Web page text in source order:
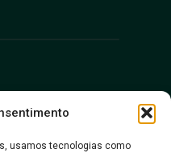
usamos tecnologias como